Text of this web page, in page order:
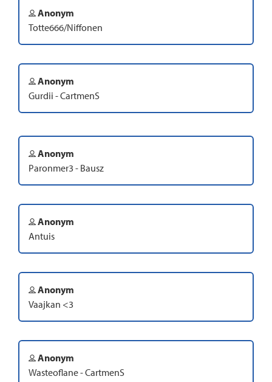
Anonym
Totte666/Niffonen
Anonym
Gurdii - CartmenS
Anonym
Paronmer3 - Bausz
Anonym
Antuis
Anonym
Vaajkan <3
Anonym
Wasteoflane - CartmenS